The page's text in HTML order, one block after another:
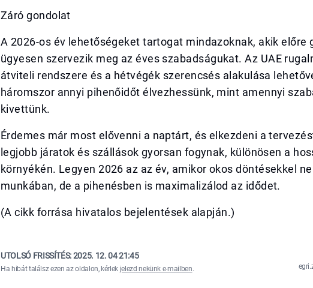
Záró gondolat
A 2026-os év lehetőségeket tartogat mindazoknak, akik előre
ügyesen szervezik meg az éves szabadságukat. Az UAE
átviteli rendszere és a hétvégék szerencsés alakulása
háromszor annyi pihenőidőt élvezhessünk, mint amennyi
kivettünk.
Érdemes már most elővenni a naptárt, és elkezdeni a
legjobb járatok és szállások gyorsan fogynak, különösen a
környékén. Legyen 2026 az az év, amikor okos döntésekkel
munkában, de a pihenésben is maximalizálod az idődet.
(A cikk forrása hivatalos bejelentések alapján.)
UTOLSÓ FRISSÍTÉS:2025. 12. 04 21:45
Ha hibát találsz ezen az oldalon, kérlek jelezd nekünk e-mailben.